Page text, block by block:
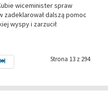
wiceminister spraw
zadeklarował dalszą pomoc
wyspy i zarzucił
Strona 13 z 294